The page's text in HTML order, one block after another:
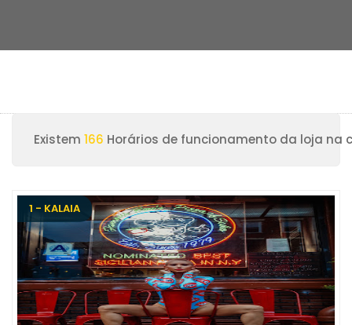
Existem 166 Horários de funcionamento da loja na
1 - KALAIA